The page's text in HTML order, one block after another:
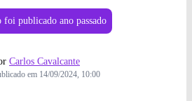
foi publicado ano passado
Carlos Cavalcante
em 14/09/2024, 10:00